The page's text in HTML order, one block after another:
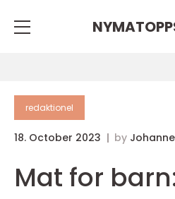
redaktionel
18. October 2023 by
Mat for